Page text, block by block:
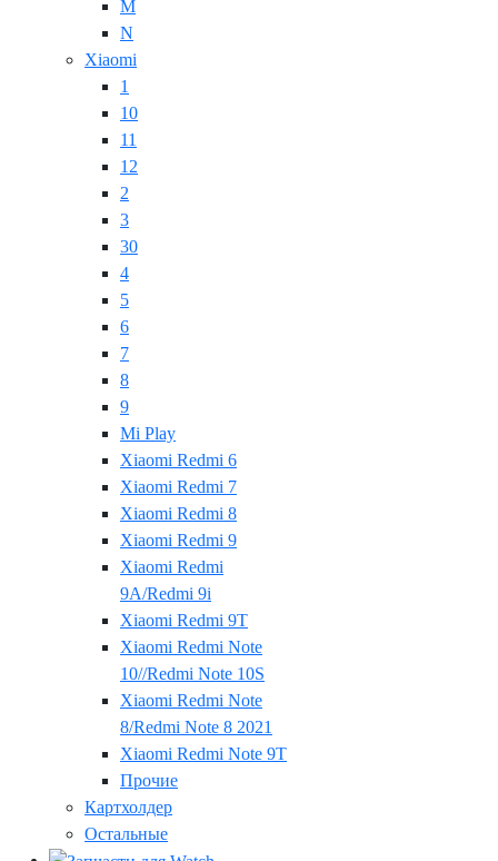
M
N
Xiaomi
1
10
11
12
2
3
30
4
5
6
7
8
9
Mi Play
Xiaomi Redmi 6
Xiaomi Redmi 7
Xiaomi Redmi 8
Xiaomi Redmi 9
Xiaomi Redmi
9A/Redmi 9i
Xiaomi Redmi 9T
Xiaomi Redmi Note
10//Redmi Note 10S
Xiaomi Redmi Note
8/Redmi Note 8 2021
Xiaomi Redmi Note 9T
Прочие
Картхолдер
Остальные